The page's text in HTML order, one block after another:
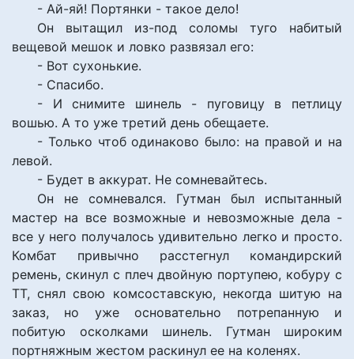
- Ай-яй! Портянки - такое дело!
Он вытащил из-под соломы туго набитый
вещевой мешок и ловко развязал его:
- Вот сухонькие.
- Спасибо.
- И снимите шинель - пуговицу в петлицу
вошью. А то уже третий день обещаете.
- Только чтоб одинаково было: на правой и на
левой.
- Будет в аккурат. Не сомневайтесь.
Он не сомневался. Гутман был испытанный
мастер на все возможные и невозможные дела -
все у него получалось удивительно легко и просто.
Комбат привычно расстегнул командирский
ремень, скинул с плеч двойную портупею, кобуру с
ТТ, снял свою комсоставскую, некогда шитую на
заказ, но уже основательно потрепанную и
побитую осколками шинель. Гутман широким
портняжным жестом раскинул ее на коленях.